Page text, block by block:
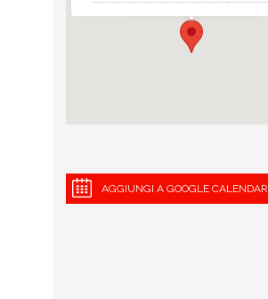
AGGIUNGI A GOOGLE CALENDAR